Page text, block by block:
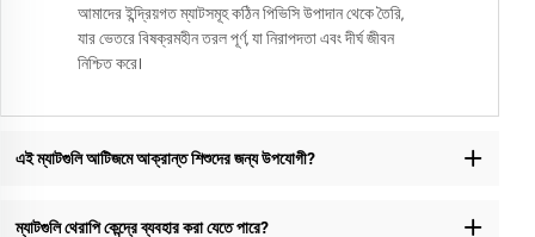
আমাদের ইন্দ্রিয়গত ম্যাটসমূহ কঠিন পিভিসি উপাদান থেকে তৈরি,
যার ভেতরে বিষক্রমহীন তরল পূর্ণ, যা নিরাপদতা এবং দীর্ঘ জীবন
নিশ্চিত করে।
এই ম্যাটগুলি আটিজমে আক্রান্ত শিশুদের জন্য উপযোগী?
ম্যাটগুলি থেরাপি কেন্দ্রে ব্যবহার করা যেতে পারে?